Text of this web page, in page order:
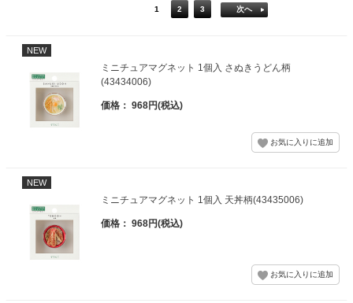
1 2 3 次へ
NEW
ミニチュアマグネット 1個入 さぬきうどん柄
(43434006)
価格： 968円(税込)
NEW
ミニチュアマグネット 1個入 天丼柄(43435006)
価格： 968円(税込)